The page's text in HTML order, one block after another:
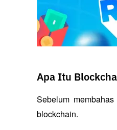
Apa Itu
Sebelum
blockchain.